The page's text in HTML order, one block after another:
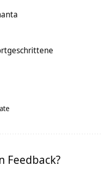
Feedback?